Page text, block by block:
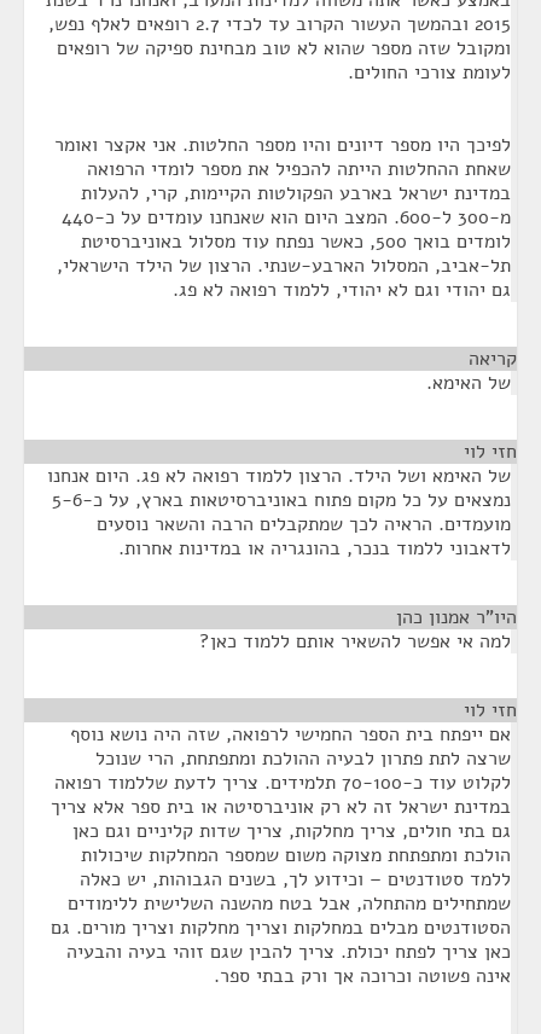
2015 ובהמשך העשור הקרוב עד לכדי 2.7 רופאים לאלף נפש,
ומקובל שזה מספר שהוא לא טוב מבחינת ספיקה של רופאים
לעומת צורכי החולים.
לפיכך היו מספר דיונים והיו מספר החלטות. אני אקצר ואומר
שאחת ההחלטות הייתה להכפיל את מספר לומדי הרפואה
במדינת ישראל בארבע הפקולטות הקיימות, קרי, להעלות
מ-300 ל-600. המצב היום הוא שאנחנו עומדים על כ-440
לומדים בואך 500, כאשר נפתח עוד מסלול באוניברסיטת
תל-אביב, המסלול הארבע-שנתי. הרצון של הילד הישראלי,
גם יהודי וגם לא יהודי, ללמוד רפואה לא פג.
קריאה
של האימא.
חזי לוי
של האימא ושל הילד. הרצון ללמוד רפואה לא פג. היום אנחנו
נמצאים על כל מקום פתוח באוניברסיטאות בארץ, על כ-5-6
מועמדים. הראיה לכך שמתקבלים הרבה והשאר נוסעים
לדאבוני ללמוד בנכר, בהונגריה או במדינות אחרות.
היו"ר אמנון כהן
למה אי אפשר להשאיר אותם ללמוד כאן?
חזי לוי
אם ייפתח בית הספר החמישי לרפואה, שזה היה נושא נוסף
שרצה לתת פתרון לבעיה ההולכת ומתפתחת, הרי שנוכל
לקלוט עוד כ-70-100 תלמידים. צריך לדעת שללמוד רפואה
במדינת ישראל זה לא רק אוניברסיטה או בית ספר אלא צריך
גם בתי חולים, צריך מחלקות, צריך שדות קליניים וגם כאן
הולכת ומתפתחת מצוקה משום שמספר המחלקות שיכולות
ללמד סטודנטים – וכידוע לך, בשנים הגבוהות, יש כאלה
שמתחילים מהתחלה, אבל בטח מהשנה השלישית ללימודים
הסטודנטים מבלים במחלקות וצריך מחלקות וצריך מורים. גם
כאן צריך לפתח יכולת. צריך להבין שגם זוהי בעיה והבעיה
אינה פשוטה וכרוכה אך ורק בבתי ספר.